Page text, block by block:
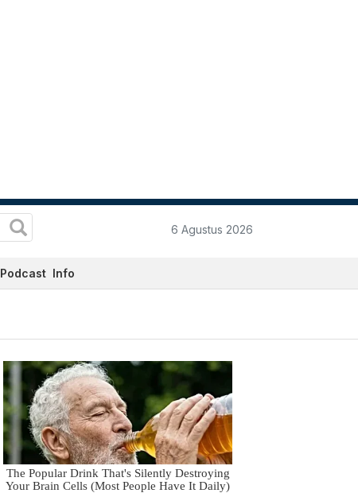
6 Agustus 2026
Podcast Info